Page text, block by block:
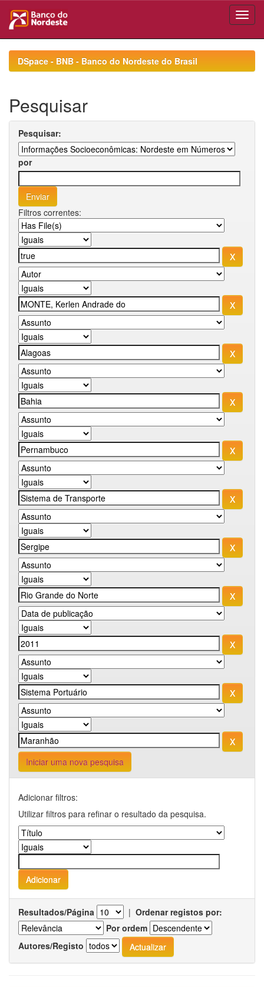
navigationDSpace - BNB - Banco do Nordeste do Brasil
Pesquisar
Pesquisar:
por
Filtros correntes:
Iniciar uma nova pesquisa
Adicionar filtros:
Utilizar filtros para refinar o resultado da pesquisa.
Resultados/Página | Ordenar registos por:
Por ordem
Autores/Registo